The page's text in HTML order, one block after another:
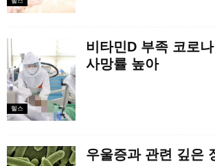
헬스
비타민D 부족 코로
사망률 높아
우울증과 관련 깊은